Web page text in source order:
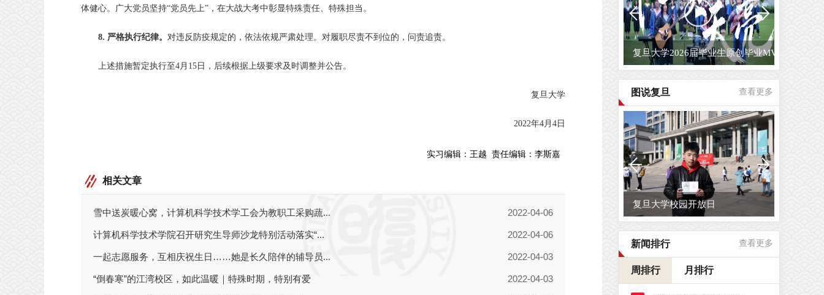
体健心。广大党员坚持“党员先上”，在大战大考中彰显特殊责任、特殊担当。
8. 严格执行纪律。 对违反防疫规定的，依法依规严肃处理。对履职尽责不到位的，问责追责。
上述措施暂定执行至4月15日，后续根据上级要求及时调整并公告。
复旦大学
2022年4月4日
实习编辑： 王越 责任编辑： 李斯嘉
相关文章
复旦大学2026届毕业生原创毕业MV...
图说复旦 查看更多
复旦大学校园开放日
新闻排行 查看更多
周排行 月排行